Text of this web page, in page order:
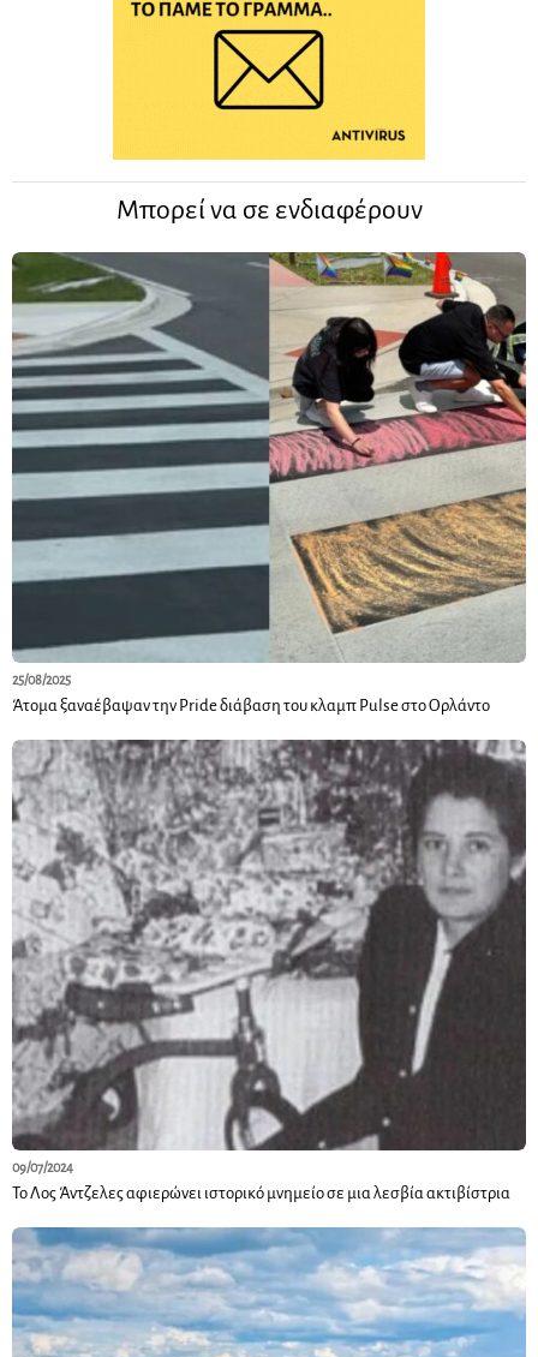
Μπορεί να σε ενδιαφέρουν
25/08/2025
Άτομα ξαναέβαψαν την Pride διάβαση του κλαμπ Pulse στο Ορλάντο
09/07/2024
Το Λος Άντζελες αφιερώνει ιστορικό μνημείο σε μια λεσβία ακτιβίστρια